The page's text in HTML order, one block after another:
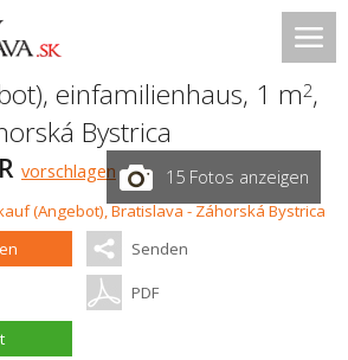
einfamilienhaus, 1 m2,
Bystrica
vorschlagen 15 Fotos anzeigen
Senden
PDF